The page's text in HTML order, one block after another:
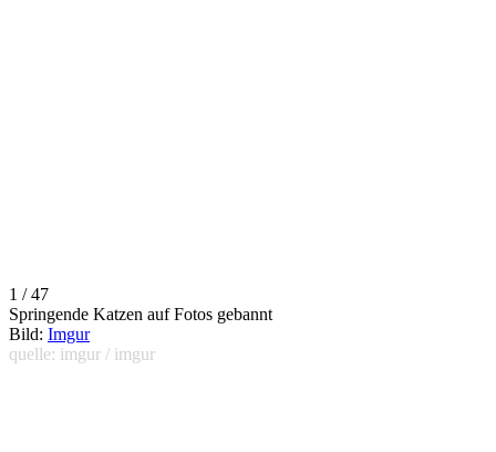
1 / 47
Springende Katzen auf Fotos gebannt
Bild: Imgur
quelle: imgur / imgur